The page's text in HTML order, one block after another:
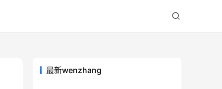
最新wenzhang